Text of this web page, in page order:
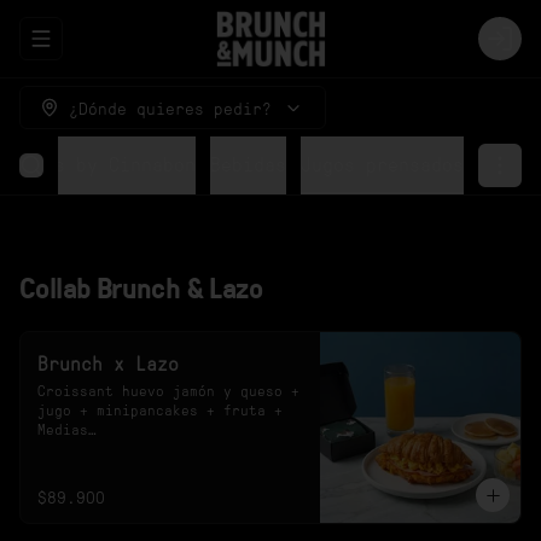
Abrir menu de navegación
¿Dónde quieres pedir?
Rolls by Cinnabon
Collab Brunch & Lazo
Brunch x Lazo
Croissant huevo jamón y queso +
jugo + minipancakes + fruta +
Medias
disponibilidad.
$89.900